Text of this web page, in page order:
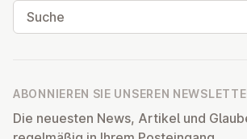
Suche
ABONNIEREN SIE UNSEREN
Die neuesten News, Artikel und